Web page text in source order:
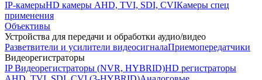
IP-камерыHD камеры AHD, TVI, SDI, CVIКамеры спец
применения
Объективы
Устройства для передачи и обработки аудио/видео
Разветвители и усилители видеосигналаПриемопередатчики
Видеорегистраторы
IP Видеорегистраторы (NVR, HYBRID)HD регистраторы